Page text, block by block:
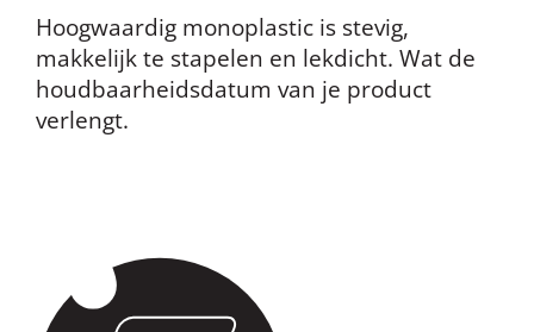
Hoogwaardig monoplastic is stevig,
makkelijk te stapelen en lekdicht. Wat de
houdbaarheidsdatum van je product
verlengt.